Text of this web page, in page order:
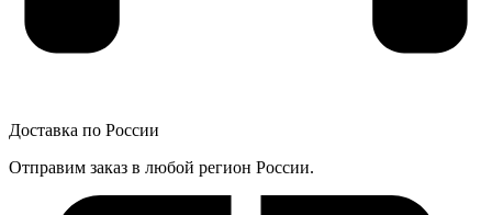
Доставка по России
Отправим заказ в любой регион России.